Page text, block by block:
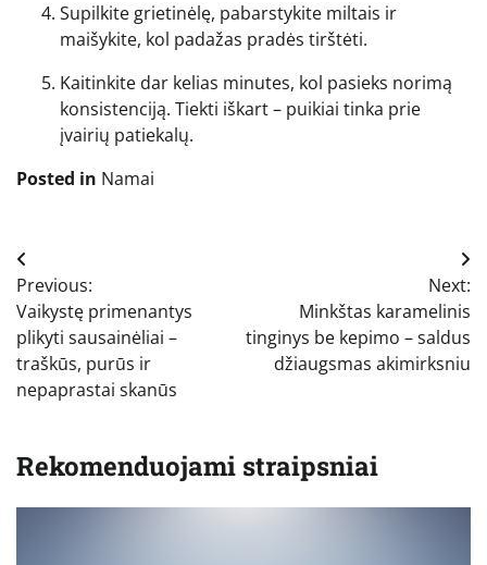
Supilkite grietinėlę, pabarstykite miltais ir
maišykite, kol padažas pradės tirštėti.
Kaitinkite dar kelias minutes, kol pasieks norimą
konsistenciją. Tiekti iškart – puikiai tinka prie
įvairių patiekalų.
Posted in Namai
Navigacija
tarp
įrašų
Previous:
Vaikystę primenantys
plikyti sausainėliai –
traškūs, purūs ir
nepaprastai skanūs
Next:
Minkštas karamelinis
tinginys be kepimo – saldus
džiaugsmas akimirksniu
Rekomenduojami straipsniai